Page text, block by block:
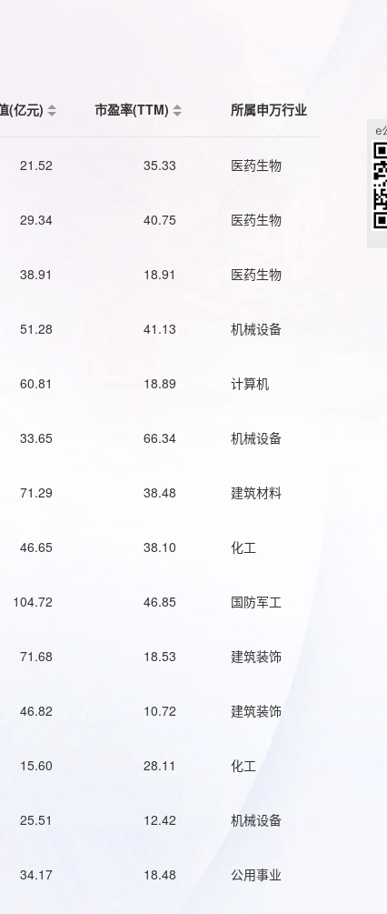
(亿元) 市盈率(TTM) 所属申万行业
21.52 35.33 医药生物
29.34 40.75 医药生物
38.91 18.91 医药生物
51.28 41.13 机械设备
60.81 18.89 计算机
33.65 66.34 机械设备
71.29 38.48 建筑材料
46.65 38.10 化工
104.72 46.85 国防军工
71.68 18.53 建筑装饰
46.82 10.72 建筑装饰
15.60 28.11 化工
25.51 12.42 机械设备
34.17 18.48 公用事业